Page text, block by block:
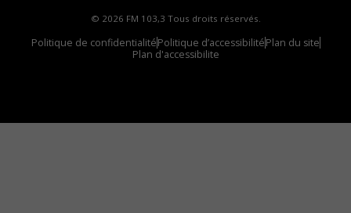
© 2026 FM 103,3 Tous droits réservés.
Politique de confidentialitéPolitique d’accessibilitéPlan du site
Plan d'accessibilite